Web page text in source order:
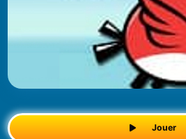
Jouer